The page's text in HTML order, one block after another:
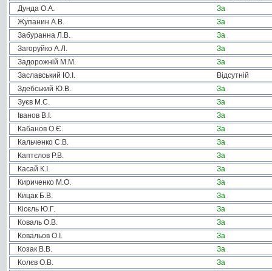
Дунда О.А.
За
Жупанин А.В.
За
Забуранна Л.В.
За
Загоруйко А.Л.
За
Задорожній М.М.
За
Заславський Ю.І.
Відсутній
Здебський Ю.В.
За
Зуєв М.С.
За
Іванов В.І.
За
Кабанов О.Є.
За
Кальченко С.В.
За
Каптєлов Р.В.
За
Касай К.І.
За
Кириченко М.О.
За
Кицак Б.В.
За
Кісєль Ю.Г.
За
Коваль О.В.
За
Ковальов О.І.
За
Козак В.В.
За
Колєв О.В.
За